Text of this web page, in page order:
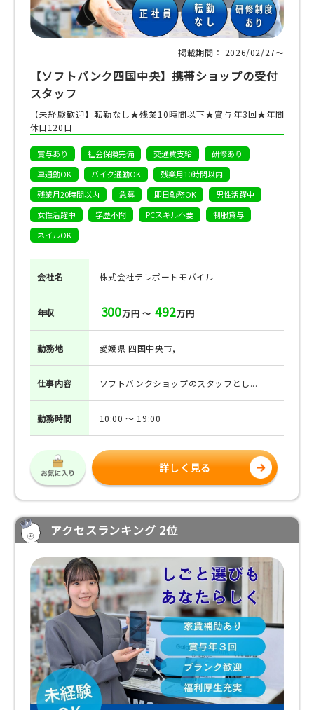
掲載期間： 2026/02/27〜
【ソフトバンク四国中央】携帯ショップの受付
スタッフ
【未経験歓迎】転勤なし★残業10時間以下★賞与年3回★年間
休日120日
賞与あり 社会保険完備 交通費支給
研修あり
車通勤OK
バイク通勤OK
残業月10時間以内
残業月20時間以内
急募 即日勤務OK
男性活躍中
女性活躍中
学歴不問 PCスキル不要
制服貸与
ネイルOK
会社名 株式会社テレポートモバイル
年収 300万円 ～ 492万円
勤務地 愛媛県 四国中央市,
仕事内容 ソフトバンクショップのスタッフとし...
勤務時間 10:00 ～ 19:00
詳しく見る
アクセスランキング 2位